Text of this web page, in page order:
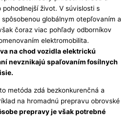
pohodlnejší život. V súvislosti s
globálnym otepľovaním a
čoraz viac pohľady odborníkov
elektromobilita.
na chod vozidla elektrickú
nevznikajú spaľovaním fosílnych
metóda zdá bezkonkurenčná a
na hromadnú prepravu obrovské
prepravy je však potrebné